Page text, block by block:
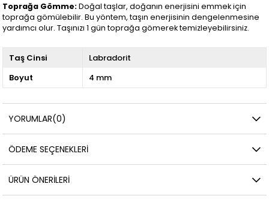
Toprağa Gömme:Doğal taşlar, doğanın enerjisini emmek için
toprağa gömülebilir. Bu yöntem, taşın enerjisinin dengelenmesine
yardımcı olur. Taşınızı 1 gün toprağa gömerek temizleyebilirsiniz.
Taş Cinsi
Labradorit
Boyut
4 mm
YORUMLAR(0)
ÖDEME SEÇENEKLERI
ÜRÜN ÖNERILERI